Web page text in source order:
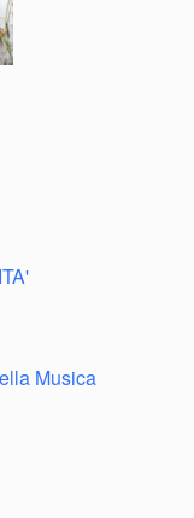
Musica